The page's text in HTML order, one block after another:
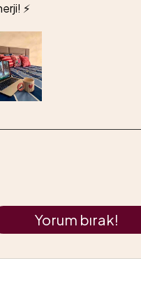
⚡️
Yorum bırak!